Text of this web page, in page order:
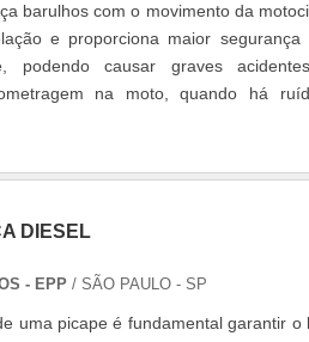
barulhos com o movimento da
e proporciona maior segurança
causar graves
na moto, quando há
DIESEL
- EPP/ SÃO PAULO - SP
uma picape é fundamental garantir o